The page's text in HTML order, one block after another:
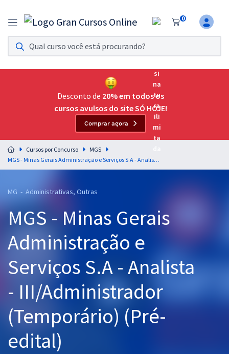
0
Assinatura Ilimitada 11
Acesso a todos os cursos. Teste grátis por 7 dias!
Assinatura OAB Até Passar
Acesso ilimitado a toda preparação para o Exame da
Residências Multiprofissionais
Preparação completa e intensiva para as principais
residências em saúde do Brasil
Cursos 20% OFF
Pós
Graduação
OAB
Mentorias
Questões grátis
Desconto de 20% em todos os
cursos avulsos do site SÓ HOJE!
Comprar agora
Cursos por Concurso
MGS
MGS - Minas Gerais Administração e Serviços S.A - Analista - III/Administrador (Temporário) (Pré-edital)
MG - Administrativas, Outras
MGS - Minas Gerais
Administração e
Serviços S.A - Analista
- III/Administrador
(Temporário) (Pré-
edital)